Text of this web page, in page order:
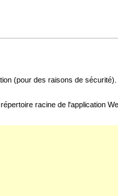
(pour des raisons de
racine de l'application